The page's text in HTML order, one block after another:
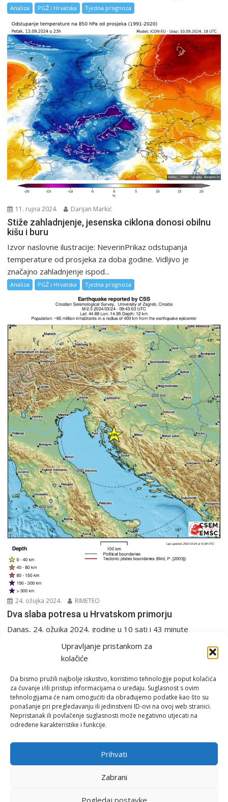
Upravljanje pristankom za
kolačiće
Da bismo pružili najbolje iskustvo, koristimo tehnologije poput kolačića
za čuvanje i/ili pristup informacijama o uređaju. Suglasnost s ovim
tehnologijama će nam omogućiti da obrađujemo podatke kao što su
ponašanje pri pregledavanju ili jedinstveni ID-ovi na ovoj web stranici.
Nepristanak ili povlačenje suglasnosti može negativno utjecati na
određene karakteristike i funkcije.
Prihvati
Zabrani
Pogledaj postavke
Analiza PGŽ i Hrvatska Tjedna prognoza
11. rujna 2024. Darijan Markić
Stiže zahladnjenje, jesenska ciklona donosi obilnu
kišu i buru
Izvor naslovne ilustracije: NeverinPrikaz odstupanja
temperature od prosjeka za doba godine. Vidljivo je
značajno zahladnjenje ispod...
Analiza PGŽ i Hrvatska Tjedna prognoza
24. ožujka 2024. RIMETEO
Dva slaba potresa u Hrvatskom primorju
Danas, 24. ožujka 2024. godine u 10 sati i 43 minute
seizmografi Seizmološke službe zabilježili su...
Potres
Email: rimeteoATyahoo.com
Politika privatnosti